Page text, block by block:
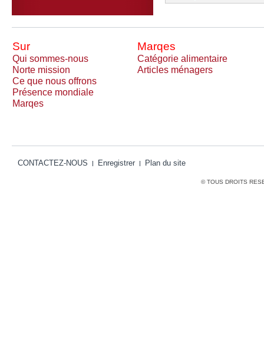
Sur Marqes
Qui sommes-nous
Catégorie alimentaire
Norte mission
Articles ménagers
Ce que nous offrons
Présence mondiale
Marqes
CONTACTEZ-NOUS Enregistrer Plan du site
© TOUS DROITS